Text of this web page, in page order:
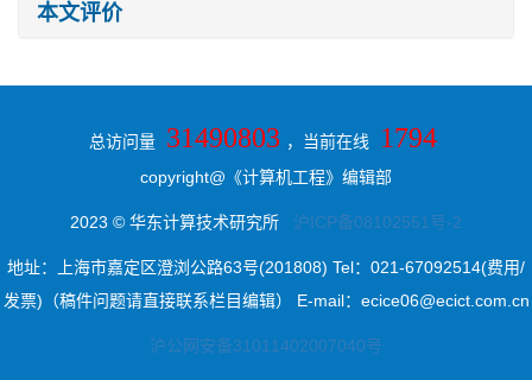
本文评价
总访问量 31490803 ，当前在线 1794
copyright@《计算机工程》编辑部
2023 © 华东计算技术研究所 沪ICP备08102551号-2
地址：上海市嘉定区澄浏公路63号(201808) Tel：021-67092514(费用/
发票)（稿件问题请直接联系栏目编辑） E-mail：ecice06@ecict.com.cn
沪公网安备31011402007040号